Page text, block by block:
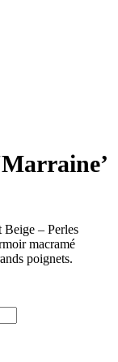
– Perles
macramé
poignets.